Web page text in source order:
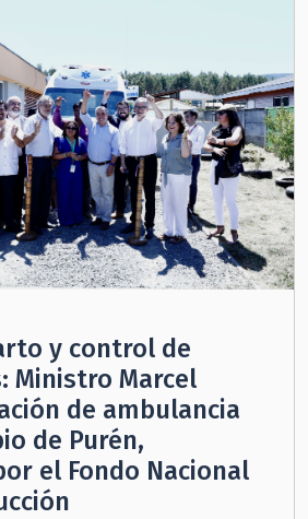
y control de
Ministro Marcel
de ambulancia
de Purén,
el Fondo Nacional